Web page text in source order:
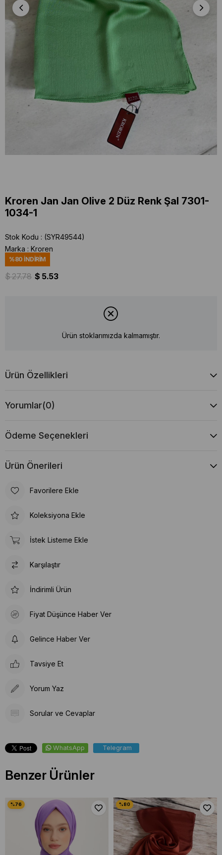
Kroren Jan Jan Olive 2 Düz Renk Şal 7301-
1034-1
Stok Kodu
(SYR49544)
Marka : Kroren
%80 İNDIRIM
$ 27.78 $ 5.53
Ürün stoklarımızda kalmamıştır.
Ürün Özellikleri
Yorumlar(0)
Ödeme Seçenekleri
Ürün Önerileri
Favorilere Ekle
Koleksiyona Ekle
İstek Listeme Ekle
Karşılaştır
İndirimli Ürün
Fiyat Düşünce Haber Ver
Gelince Haber Ver
Tavsiye Et
Yorum Yaz
Sorular ve Cevaplar
WhatsApp Telegram
Benzer Ürünler